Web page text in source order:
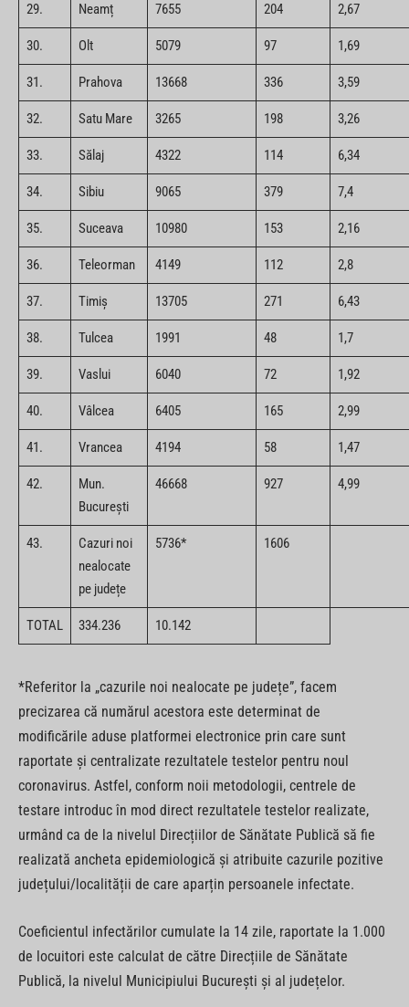
29. Neamț 7655 204 2,67
30. Olt 5079 97 1,69
31. Prahova 13668 336 3,59
32. Satu Mare 3265 198 3,26
33. Sălaj 4322 114 6,34
34. Sibiu 9065 379 7,4
35. Suceava 10980 153 2,16
36. Teleorman 4149 112 2,8
37. Timiș 13705 271 6,43
38. Tulcea 1991 48 1,7
39. Vaslui 6040 72 1,92
40. Vâlcea 6405 165 2,99
41. Vrancea 4194 58 1,47
42.
Mun.
București
46668 927 4,99
43.
Cazuri noi
nealocate
pe județe
5736* 1606
TOTAL 334.236 10.142
*Referitor la „cazurile noi nealocate pe județe”, facem
precizarea că numărul acestora este determinat de
modificările aduse platformei electronice prin care sunt
raportate și centralizate rezultatele testelor pentru noul
coronavirus. Astfel, conform noii metodologii, centrele de
testare introduc în mod direct rezultatele testelor realizate,
urmând ca de la nivelul Direcțiilor de Sănătate Publică să fie
realizată ancheta epidemiologică și atribuite cazurile pozitive
județului/localității de care aparțin persoanele infectate.
Coeficientul infectărilor cumulate la 14 zile, raportate la 1.000
de locuitori este calculat de către Direcțiile de Sănătate
Publică, la nivelul Municipiului București și al județelor.